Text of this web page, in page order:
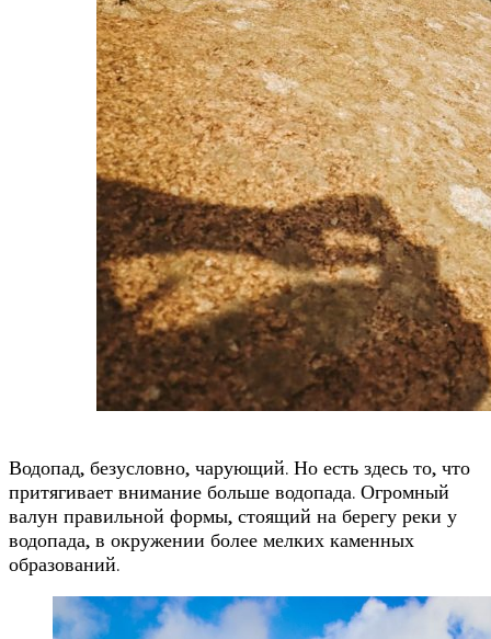
Водопад, безусловно, чарующий. Но есть здесь то, что
притягивает внимание больше водопада. Огромный
валун правильной формы, стоящий на берегу реки у
водопада, в окружении более мелких каменных
образований.